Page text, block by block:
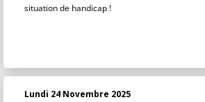
situation de handicap !
Lundi 24 Novembre 2025